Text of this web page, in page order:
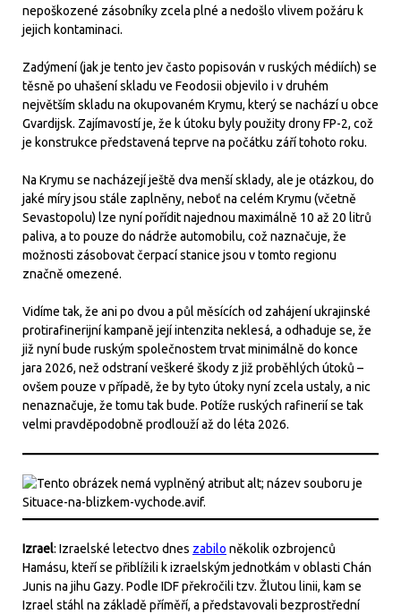
nepoškozené zásobníky zcela plné a nedošlo vlivem požáru k
jejich kontaminaci.
Zadýmení (jak je tento jev často popisován v ruských médiích) se
těsně po uhašení skladu ve Feodosii objevilo i v druhém
největším skladu na okupovaném Krymu, který se nachází u obce
Gvardijsk. Zajímavostí je, že k útoku byly použity drony FP-2, což
je konstrukce představená teprve na počátku září tohoto roku.
Na Krymu se nacházejí ještě dva menší sklady, ale je otázkou, do
jaké míry jsou stále zaplněny, neboť na celém Krymu (včetně
Sevastopolu) lze nyní pořídit najednou maximálně 10 až 20 litrů
paliva, a to pouze do nádrže automobilu, což naznačuje, že
možnosti zásobovat čerpací stanice jsou v tomto regionu
značně omezené.
Vidíme tak, že ani po dvou a půl měsících od zahájení ukrajinské
protirafinerijní kampaně její intenzita neklesá, a odhaduje se, že
již nyní bude ruským společnostem trvat minimálně do konce
jara 2026, než odstraní veškeré škody z již proběhlých útoků –
ovšem pouze v případě, že by tyto útoky nyní zcela ustaly, a nic
nenaznačuje, že tomu tak bude. Potíže ruských rafinerií se tak
velmi pravděpodobně prodlouží až do léta 2026.
Izrael: Izraelské letectvo dnes zabilo několik ozbrojenců
Hamásu, kteří se přiblížili k izraelským jednotkám v oblasti Chán
Junis na jihu Gazy. Podle IDF překročili tzv. Žlutou linii, kam se
Izrael stáhl na základě příměří, a představovali bezprostřední